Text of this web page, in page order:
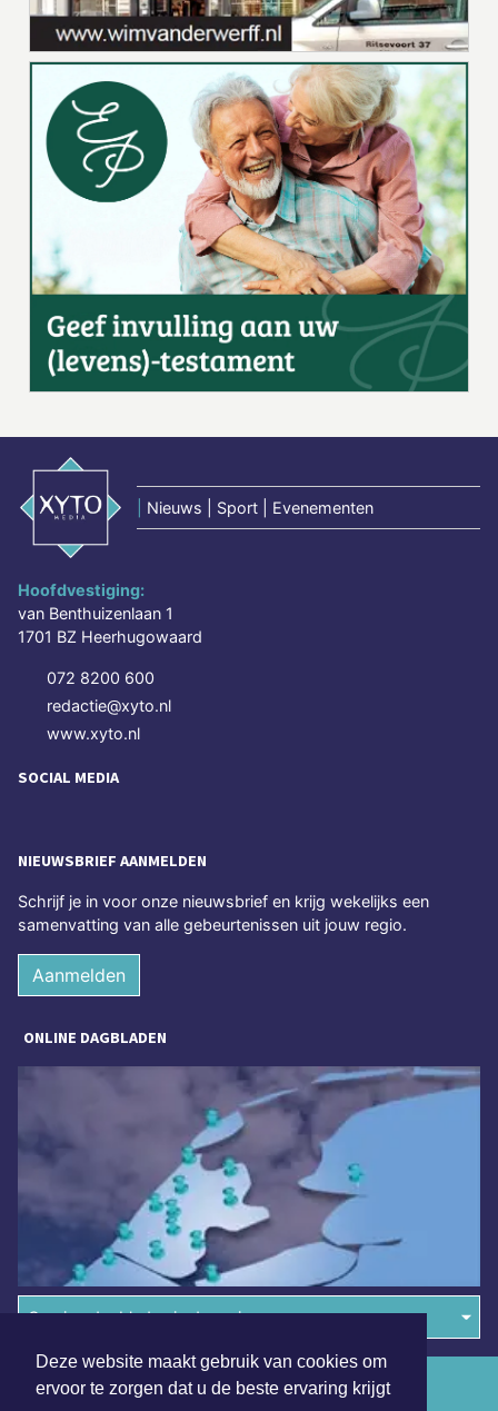
Deze website maakt gebruik van cookies om
ervoor te zorgen dat u de beste ervaring krijgt
Nieuws | Sport | Evenementen
Hoofdvestiging:
van Benthuizenlaan 1
1701 BZ Heerhugowaard
072 8200 600
redactie@xyto.nl
www.xyto.nl
SOCIAL MEDIA
NIEUWSBRIEF AANMELDEN
Schrijf je in voor onze nieuwsbrief en krijg wekelijks een
samenvatting van alle gebeurtenissen uit jouw regio.
Aanmelden
ONLINE DAGBLADEN
Overige dagbladen in de regio
Algemene voorwaarden